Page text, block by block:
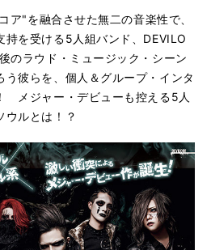
ア"を融合させた無二の音楽性で、
持を受ける5人組バンド、DEVILO
のラウド・ミュージック・シーン
う彼らを、個人＆グループ・インタ
メジャー・デビューも控える5人
ウルとは！？